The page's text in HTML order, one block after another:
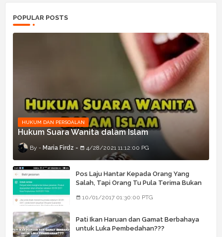
POPULAR POSTS
HUKUM DAN PERSOALAN
Hukum Suara Wanita dalam Islam
Maria Firdz 4/28/2021 11:12:00 PG
Pos Laju Hantar Kepada Orang Yang
Salah, Tapi Orang Tu Pula Terima Bukan
10/01/2017 01:30:00 PTG
Pati Ikan Haruan dan Gamat Berbahaya
untuk Luka Pembedahan???